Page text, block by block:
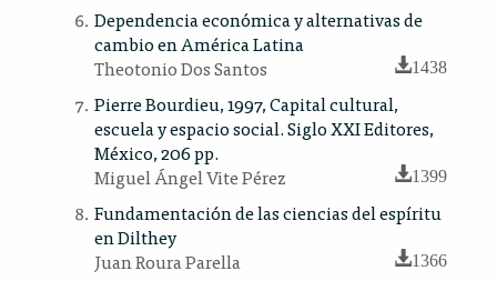
Dependencia económica y alternativas de
cambio en América Latina
Theotonio Dos Santos
1438
Pierre Bourdieu, 1997, Capital cultural,
escuela y espacio social. Siglo XXI Editores,
México, 206 pp.
Miguel Ángel Vite Pérez
1399
Fundamentación de las ciencias del espíritu
en Dilthey
Juan Roura Parella
1366